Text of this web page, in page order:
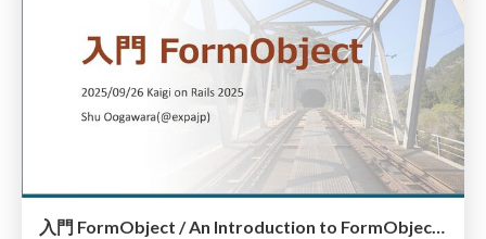
入門 FormObject / An Introduction to FormObject #kaigionrails